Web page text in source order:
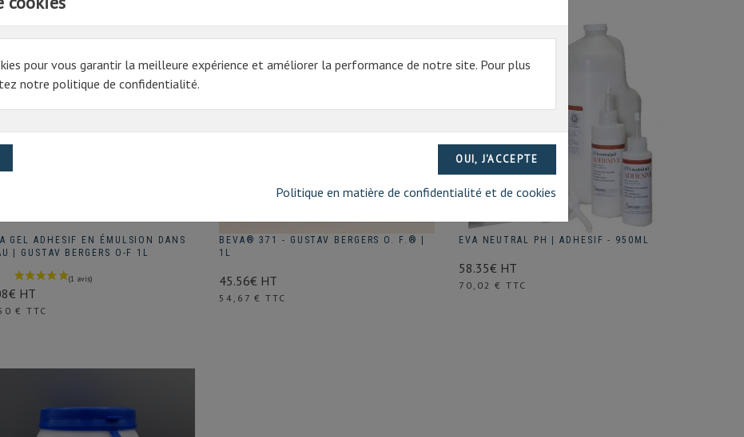
pour vous garantir la meilleure expérience et améliorer la performance de notre site. Pour plus
notre politique de confidentialité.
Politique en matière de confidentialité et de cookies
GEL ADHESIF EN ÉMULSION DANS
| GUSTAV BERGERS O-F 1L
HT
€ TTC
BEVA® 371 - GUSTAV BERGERS O. F.® |
1L
45.56€ HT
Prix
54,67 € TTC
EVA NEUTRAL PH | ADHESIF - 950ML
58.35€ HT
Prix
70,02 € TTC